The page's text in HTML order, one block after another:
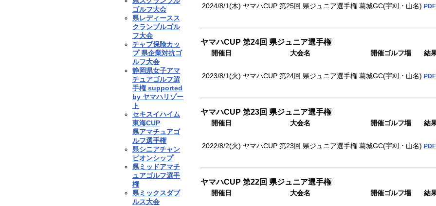
ゴルフ大会
県レディースス
クランブルゴル
フ大会
チャブ保険カッ
プ 県企業対抗ゴ
ルフ大会
静岡県女子アマ
チュアゴルフ選
手権 supported
by ヤマハリゾー
ト
セキスイハイム
東海CUP
県アマチュアゴ
ルフ選手権
県シニアチャン
ピオンシップ
県ミッドアマチ
ュアゴルフ選手
権
県ミックスダブ
ルス大会
2024/8/1(木) ヤマハCUP 第25回 県ジュニア選手権 葛城GC(宇刈・山名) PDF
ヤマハCUP 第24回 県ジュニア選手権
開催日 大会名 開催ゴルフ場 結
2023/8/1(火) ヤマハCUP 第24回 県ジュニア選手権 葛城GC(宇刈・山名) PDF
ヤマハCUP 第23回 県ジュニア選手権
開催日 大会名 開催ゴルフ場 結
2022/8/2(火) ヤマハCUP 第23回 県ジュニア選手権 葛城GC(宇刈・山名) PDF
ヤマハCUP 第22回 県ジュニア選手権
開催日 大会名 開催ゴルフ場 結